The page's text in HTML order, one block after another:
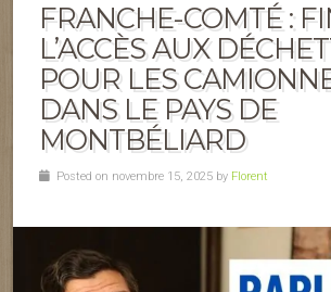
FRANCHE-COMTÉ :
L’ACCÈS AUX
POUR LES
DANS LE PAYS DE
MONTBÉLIARD
Posted on novembre 15, 2025 by Florent